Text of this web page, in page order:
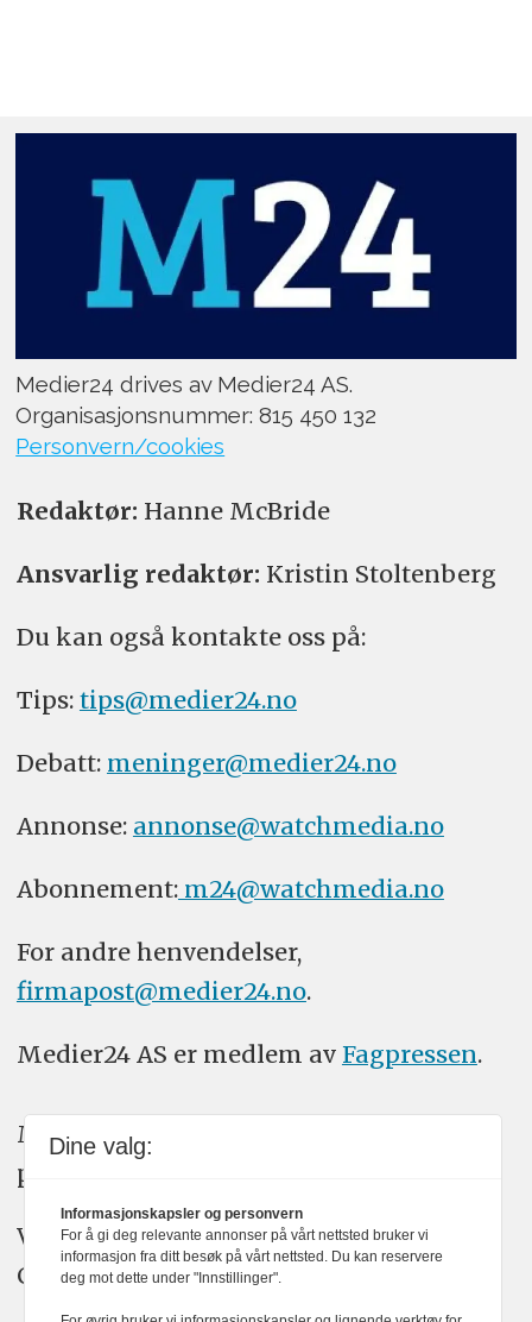
Medier24 drives av Medier24 AS.
Organisasjonsnummer: 815 450 132
Personvern/cookies
Redaktør: Hanne McBride
Ansvarlig redaktør: Kristin Stoltenberg
Du kan også kontakte oss på:
Tips: tips@medier24.no
Debatt: meninger@medier24.no
Annonse: annonse@watchmedia.no
Abonnement:m24@watchmedia.no
For andre henvendelser,
firmapost@medier24.no.
Medier24 AS er medlem av Fagpressen.
Medier24 arbeider etter Vær Varsom-
plakatens regler for god presseskikk.
Vi bruker KI-verktøy som ChatGPT,
Claude, og Gemini i journalistikken vår.
Dine valg:
Informasjonskapsler og personvern
For å gi deg relevante annonser på vårt nettsted bruker vi
informasjon fra ditt besøk på vårt nettsted. Du kan reservere
deg mot dette under "Innstillinger".